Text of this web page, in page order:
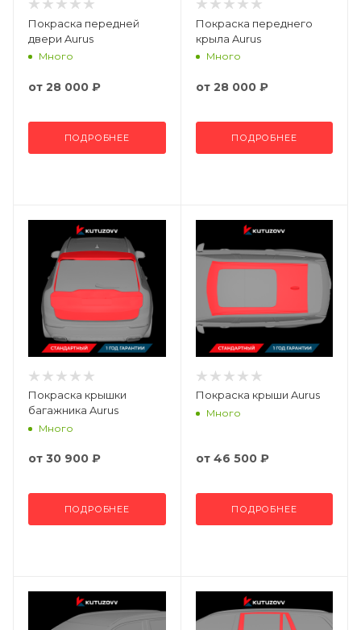
Покраска передней
двери Aurus
Много
от 28 000 ₽
ПОДРОБНЕЕ
Покраска переднего
крыла Aurus
Много
от 28 000 ₽
ПОДРОБНЕЕ
Покраска крышки
багажника Aurus
Много
от 30 900 ₽
ПОДРОБНЕЕ
Покраска крыши Aurus
Много
от 46 500 ₽
ПОДРОБНЕЕ